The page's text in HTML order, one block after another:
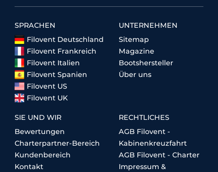
SPRACHEN
Filovent Deutschland
Filovent Frankreich
Filovent Italien
Filovent Spanien
Filovent US
Filovent UK
UNTERNEHMEN
Sitemap
Magazine
Bootshersteller
Über uns
SIE UND WIR
Bewertungen
Charterpartner-Bereich
Kundenbereich
Kontakt
RECHTLICHES
AGB Filovent -
Kabinenkreuzfahrt
AGB Filovent - Charter
Impressum &